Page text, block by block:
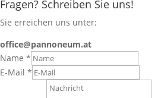
Fragen? Schreiben Sie uns!
Sie erreichen uns unter:
office@pannoneum.at
Name *
E-Mail *